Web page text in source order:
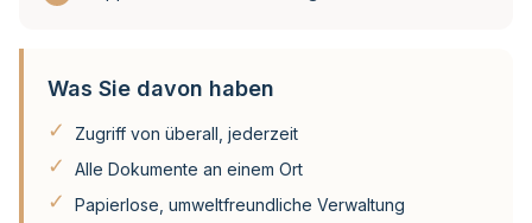
Was Sie davon haben
✓
Zugriff von überall, jederzeit
✓ Alle Dokumente an einem Ort
✓ Papierlose, umweltfreundliche Verwaltung